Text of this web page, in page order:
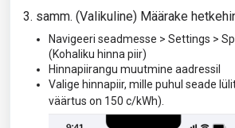
3. samm. (Valikuline) Määrake
Navigeeri seadmesse > Settings >
(Kohaliku hinna piir)
Hinnapiirangu muutmine aadressil
Valige hinnapiir, mille puhul seade
väärtus on 150 c/kWh).